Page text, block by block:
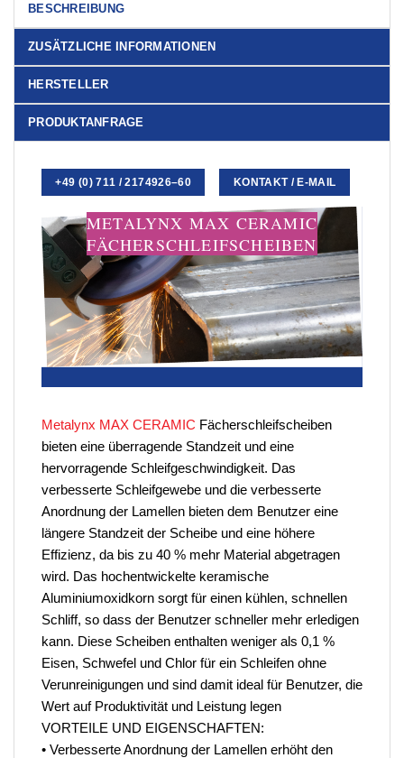
BESCHREIBUNG
ZUSÄTZLICHE INFORMATIONEN
HERSTELLER
PRODUKTANFRAGE
+49 (0) 711 / 2174926–60 KONTAKT / E-MAIL
METALYNX MAX CERAMIC
FÄCHERSCHLEIFSCHEIBEN
Metalynx MAX CERAMIC Fächerschleifscheiben
bieten eine überragende Standzeit und eine
hervorragende Schleifgeschwindigkeit. Das
verbesserte Schleifgewebe und die verbesserte
Anordnung der Lamellen bieten dem Benutzer eine
längere Standzeit der Scheibe und eine höhere
Effizienz, da bis zu 40 % mehr Material abgetragen
wird. Das hochentwickelte keramische
Aluminiumoxidkorn sorgt für einen kühlen, schnellen
Schliff, so dass der Benutzer schneller mehr erledigen
kann. Diese Scheiben enthalten weniger als 0,1 %
Eisen, Schwefel und Chlor für ein Schleifen ohne
Verunreinigungen und sind damit ideal für Benutzer, die
Wert auf Produktivität und Leistung legen
VORTEILE UND EIGENSCHAFTEN:
• Verbesserte Anordnung der Lamellen erhöht den